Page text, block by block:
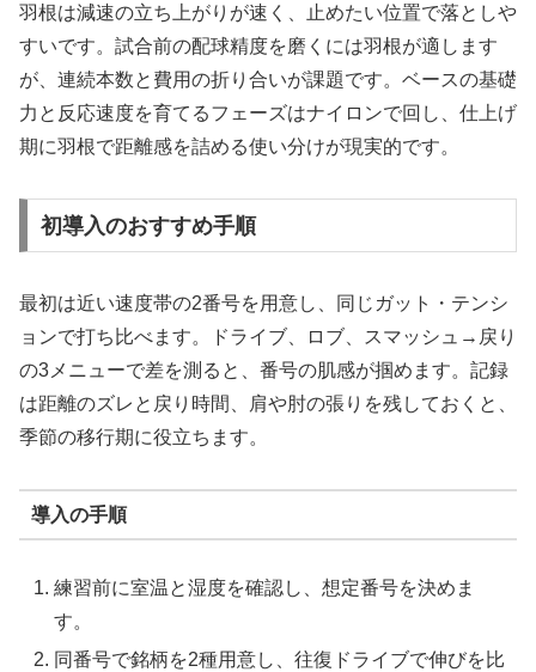
羽根は減速の立ち上がりが速く、止めたい位置で落としや
すいです。試合前の配球精度を磨くには羽根が適します
が、連続本数と費用の折り合いが課題です。ベースの基礎
力と反応速度を育てるフェーズはナイロンで回し、仕上げ
期に羽根で距離感を詰める使い分けが現実的です。
初導入のおすすめ手順
最初は近い速度帯の2番号を用意し、同じガット・テンシ
ョンで打ち比べます。ドライブ、ロブ、スマッシュ→戻り
の3メニューで差を測ると、番号の肌感が掴めます。記録
は距離のズレと戻り時間、肩や肘の張りを残しておくと、
季節の移行期に役立ちます。
導入の手順
練習前に室温と湿度を確認し、想定番号を決めま
す。
同番号で銘柄を2種用意し、往復ドライブで伸びを比